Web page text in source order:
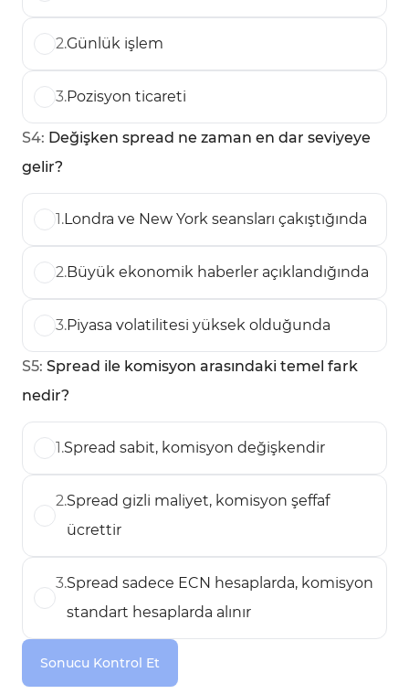
2.Günlük işlem
3.Pozisyon ticareti
S4: Değişken spread ne zaman en dar seviyeye
gelir?
1.Londra ve New York seansları çakıştığında
2.Büyük ekonomik haberler açıklandığında
3.Piyasa volatilitesi yüksek olduğunda
S5: Spread ile komisyon arasındaki temel fark
nedir?
1.Spread sabit, komisyon değişkendir
2.Spread gizli maliyet, komisyon şeffaf
ücrettir
3.Spread sadece ECN hesaplarda, komisyon
standart hesaplarda alınır
Sonucu Kontrol Et